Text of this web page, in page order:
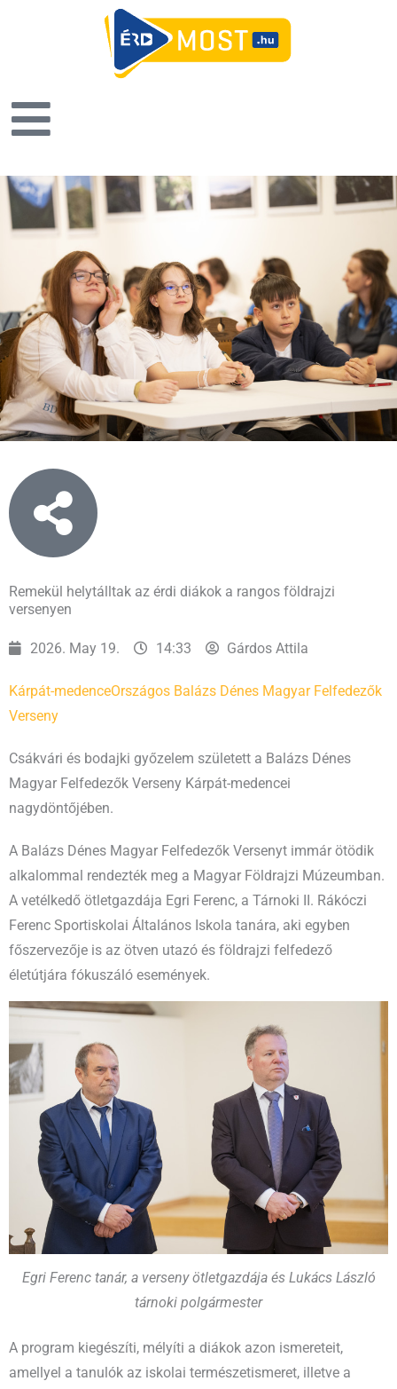
Remekül helytálltak az érdi diákok a rangos földrajzi
versenyen
2026. May 19. 14:33 Gárdos Attila
Kárpát-medenceOrszágos Balázs Dénes Magyar Felfedezők
Verseny
Csákvári és bodajki győzelem született a Balázs Dénes
Magyar Felfedezők Verseny Kárpát-medencei
nagydöntőjében.
A Balázs Dénes Magyar Felfedezők Versenyt immár ötödik
alkalommal rendezték meg a Magyar Földrajzi Múzeumban.
A vetélkedő ötletgazdája Egri Ferenc, a Tárnoki II. Rákóczi
Ferenc Sportiskolai Általános Iskola tanára, aki egyben
főszervezője is az ötven utazó és földrajzi felfedező
életútjára fókuszáló események.
Egri Ferenc tanár, a verseny ötletgazdája és Lukács László
tárnoki polgármester
A program kiegészíti, mélyíti a diákok azon ismereteit,
amellyel a tanulók az iskolai természetismeret, illetve a